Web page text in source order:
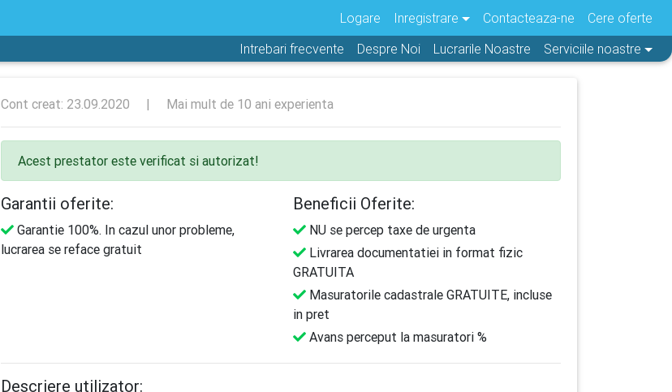
Logare Inregistrare Contacteaza-ne
Cere oferte
Serviciile noastre
Lucrarile Noastre
Despre Noi
Intrebari frecvente
Cont creat: 23.09.2020 | Mai mult de 10 ani experienta
Acest prestator este verificat si autorizat!
Garantii oferite:
Garantie 100%. In cazul unor probleme,
lucrarea se reface gratuit
Beneficii Oferite:
NU se percep taxe de urgenta
Livrarea documentatiei in format fizic
GRATUITA
Masuratorile cadastrale GRATUITE, incluse
in pret
Avans perceput la masuratori %
Descriere utilizator: